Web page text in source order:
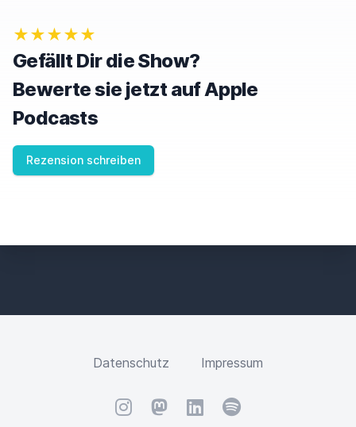
★★★★★
Gefällt Dir die Show?
Bewerte sie jetzt auf Apple
Podcasts
Rezension schreiben
Datenschutz Impressum
InstagramMastodonLinkedInSpotify